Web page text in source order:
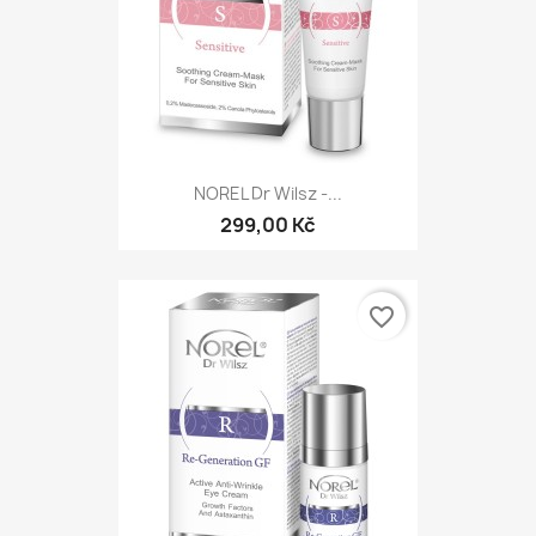
NOREL Dr Wilsz -...
299,00 Kč
favorite_border